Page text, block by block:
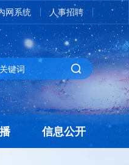
网系统 人事招聘
信息公开